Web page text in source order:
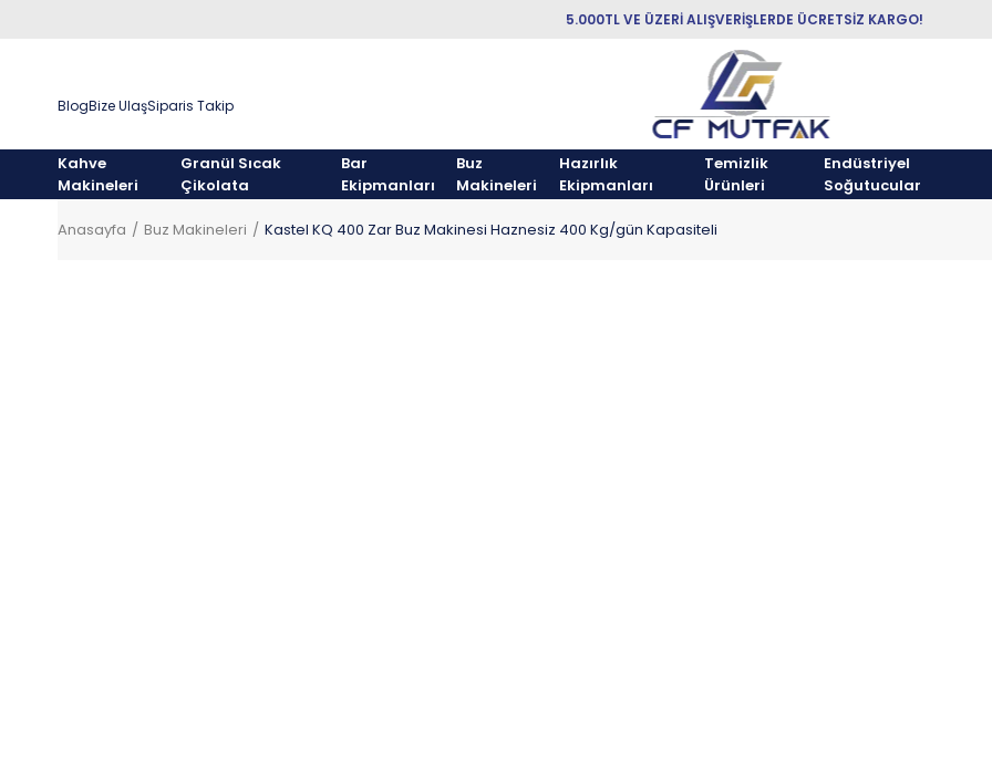
5.000TL VE ÜZERİ ALIŞVERİŞLERDE ÜCRETSİZ KARGO!
BlogBize UlaşSiparis Takip
Kahve
Makineleri
Granül Sıcak
Çikolata
Bar
Ekipmanları
Buz
Makineleri
Hazırlık
Ekipmanları
Temizlik
Ürünleri
Endüstriyel
Soğutucular
Anasayfa Buz Makineleri Kastel KQ 400 Zar Buz Makinesi Haznesiz 400 Kg/gün Kapasiteli